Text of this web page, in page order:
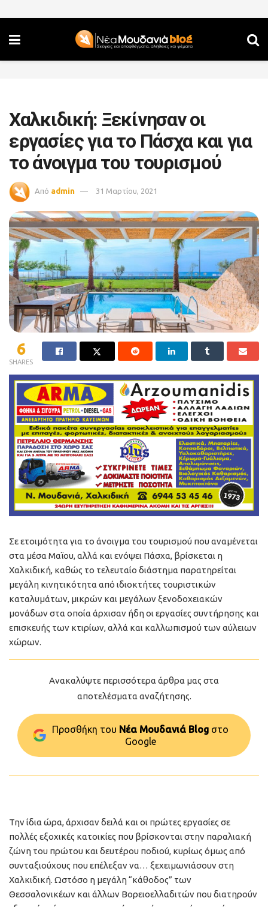
Χαλκιδική: Ξεκίνησαν οι
εργασίες για το Πάσχα και για
το άνοιγμα του τουρισμού
Από admin 31 Μαρτίου, 2021
6
SHARES
Σε ετοιμότητα για το άνοιγμα του τουρισμού που αναμένεται
στα μέσα Μαϊου, αλλά και ενόψει Πάσχα, βρίσκεται η
Χαλκιδική, καθώς το τελευταίο διάστημα παρατηρείται
μεγάλη κινητικότητα από ιδιοκτήτες τουριστικών
καταλυμάτων, μικρών και μεγάλων ξενοδοχειακών
μονάδων στα οποία άρχισαν ήδη οι εργασίες συντήρησης και
επισκευής των κτιρίων, αλλά και καλλωπισμού των αύλειων
χώρων.
Ανακαλύψτε περισσότερα άρθρα μας στα
αποτελέσματα αναζήτησης.
Προσθήκη του Νέα Μουδανιά Blog στo
Google
Την ίδια ώρα, άρχισαν δειλά και οι πρώτες εργασίες σε
πολλές εξοχικές κατοικίες που βρίσκονται στην παραλιακή
ζώνη του πρώτου και δευτέρου ποδιού, κυρίως όμως από
συνταξιούχους που επέλεξαν να… ξεχειμωνιάσουν στη
Χαλκιδική. Ωστόσο η μεγάλη “κάθοδος” των
Θεσσαλονικέων και άλλων Βορειοελλαδιτών που διατηρούν